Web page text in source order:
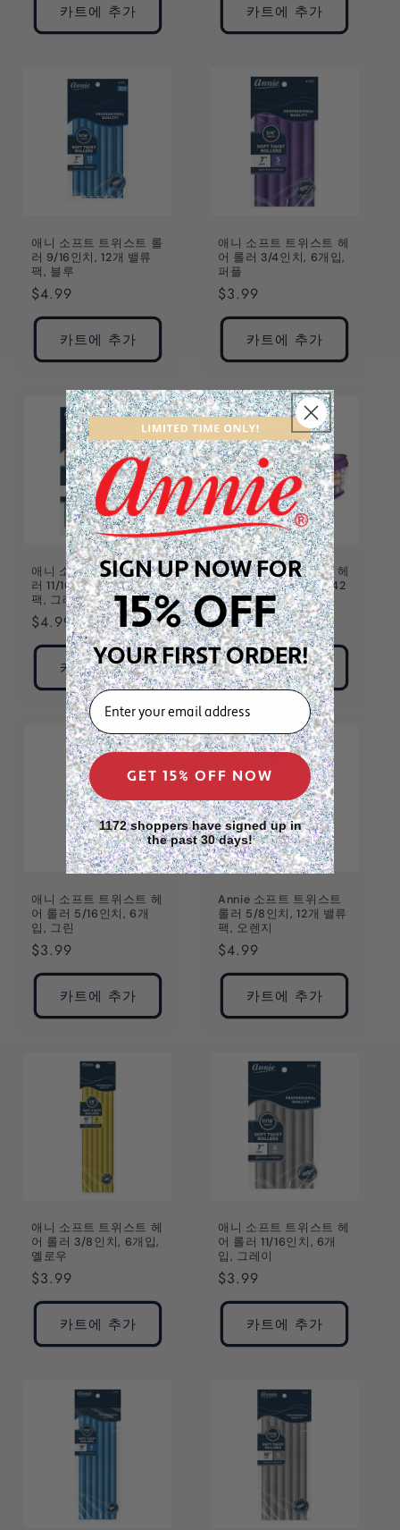
카트에 추가 카트에 추가
애니 소프트 트위스트 롤
러 9/16인치, 12개 밸류
팩, 블루
정
가
$4.99
카트에 추가
애니 소프트 트위스트 헤
어 롤러 3/4인치, 6개입,
퍼플
정
가
$3.99
카트에 추가
애니 소프트 트위스트 롤
러 11/16인치, 12개 밸류
팩, 그레이
정
가
$4.99
카트에 추가
애니 소프트 트위스트 헤
어 롤러 세트 특대형, 42
개입, 혼합 색상
정
가
$39.99
카트에 추가
애니 소프트 트위스트 헤
어 롤러 5/16인치, 6개
입, 그린
정
가
$3.99
카트에 추가
Annie 소프트 트위스트
롤러 5/8인치, 12개 밸류
팩, 오렌지
정
가
$4.99
카트에 추가
애니 소프트 트위스트 헤
어 롤러 3/8인치, 6개입,
옐로우
정
가
$3.99
카트에 추가
애니 소프트 트위스트 헤
어 롤러 11/16인치, 6개
입, 그레이
정
가
$3.99
카트에 추가
SIGN UP NOW FOR
15% OFF
YOUR FIRST ORDER!
EMAIL
GET 15% OFF NOW
1172 shoppers have signed up in
the past 30 days!